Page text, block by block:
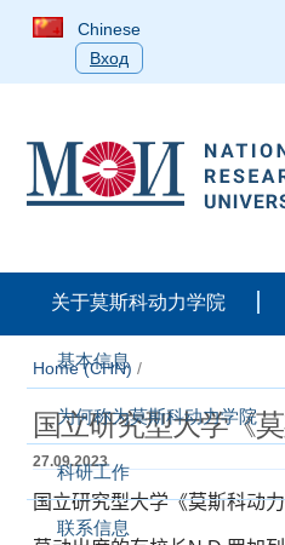
Chinese
Вход
关于莫斯科动力学院
基本信息
为何称为莫斯科动力学院
科研工作
联系信息
Home (CHN) /
国立研究型大学《
27.09.2023
国立研究型大学《莫斯科动